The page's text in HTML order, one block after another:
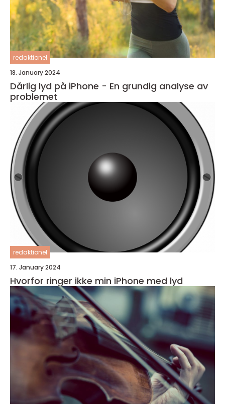
redaktionel
18. January 2024
Dårlig lyd på iPhone - En grundig analyse av
problemet
redaktionel
17. January 2024
Hvorfor ringer ikke min iPhone med lyd